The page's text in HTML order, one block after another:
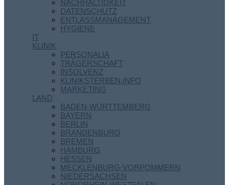
NACHHALTIGKEIT
DATENSCHUTZ
ENTLASSMANAGEMENT
HYGIENE
IT
KLINIK
PERSONALIA
TRÄGERSCHAFT
INSOLVENZ
KLINIKSTERBEN.INFO
MARKETING
LAND
BADEN-WÜRTTEMBERG
BAYERN
BERLIN
BRANDENBURG
BREMEN
HAMBURG
HESSEN
MECKLENBURG-VORPOMMERN
NIEDERSACHSEN